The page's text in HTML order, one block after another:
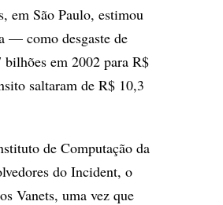
em São Paulo, estimou
— como desgaste de
em 2002 para R$
saltaram de R$ 10,3
de Computação da
do Incident, o
Vanets, uma vez que